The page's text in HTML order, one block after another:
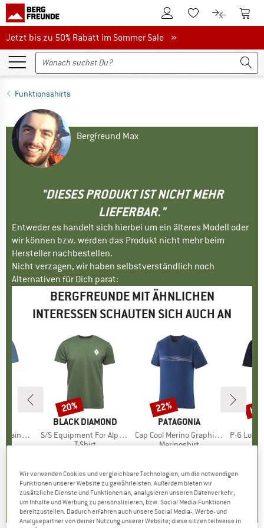
Zum KundenkontoZum Merkzettel.
Zum Zum
Jetzt bis zu 50% Rabatt im Sommer Sale
Jetzt bis zu 50% Rabatt im Sommer Sale »
Funktionsshirts
Bergfreund Max
"DIESES PRODUKT IST NICHT MEHR
LIEFERBAR."
Entweder es handelt sich hierbei um ein älteres Modell oder
wir können bzw. werden das Produkt nicht mehr beim
Hersteller nachbestellen.
Nicht verzagen, wir haben selbstverständlich noch
Alternativen für Dich parat:
BERGFREUNDE MIT ÄHNLICHEN
INTERESSEN SCHAUTEN SICH AUCH AN
Rocket
MARKE
BLACK DIAMOND
Artikel
S/S Equipment For Alpinist Tee
Produktgruppe
T-Shirt
2
4.6(19)
Rabatt
20%
MARKE
PATAGONIA
Artikel
Cap Cool Merino Graphic Shirt
Produktgruppe
Merinoshirt
4.5(40)
Rabatt
22%
Artikel
P-6 Logo
Wir verwenden Cookies und vergleichbare Technologien, um die notwendigen
Funktionen unserer Website zu gewährleisten. Außerdem bieten wir
zusätzliche Dienste und Funktionen an, analysieren unseren Datenverkehr,
um Inhalte und Werbung zu personalisieren, bzw. Social Media-Funktionen
bereitzustellen. Dadurch erfahren auch unsere Social Media-, Werbe- und
Analysepartner von deiner Nutzung unserer Website; diese sitzen teilweise in